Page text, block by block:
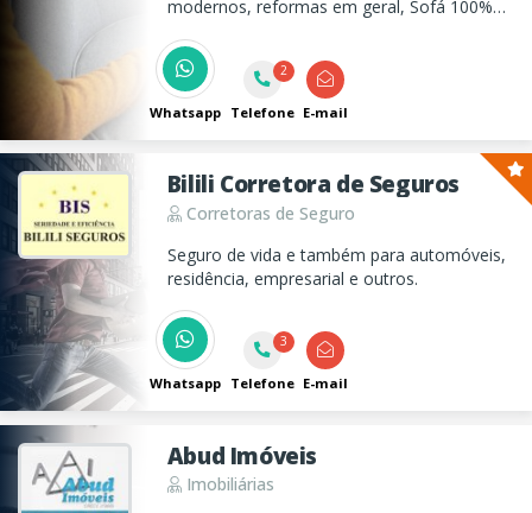
modernos, reformas em geral, Sofá 100%
Whatsapp
2
Telefone E-mail
Bilili Corretora de Seguros
Corretoras de Seguro
Seguro de vida e também para automóveis,
residência, empresarial e outros.
Whatsapp
3
Telefone E-mail
Abud Imóveis
Imobiliárias